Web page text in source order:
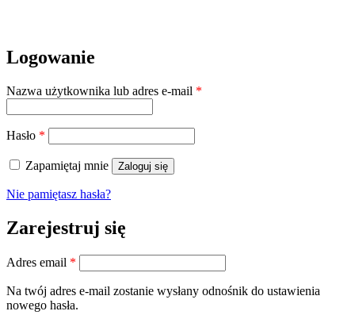
Logowanie
Nazwa użytkownika lub adres e-mail *
Hasło *
Zapamiętaj mnie Zaloguj się
Nie pamiętasz hasła?
Zarejestruj się
Adres email *
Na twój adres e-mail zostanie wysłany odnośnik do ustawienia
nowego hasła.